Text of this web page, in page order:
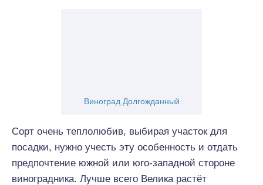
Виноград Долгожданный
Сорт очень теплолюбив, выбирая участок для
посадки, нужно учесть эту особенность и отдать
предпочтение южной или юго-западной стороне
виноградника. Лучше всего Велика растёт